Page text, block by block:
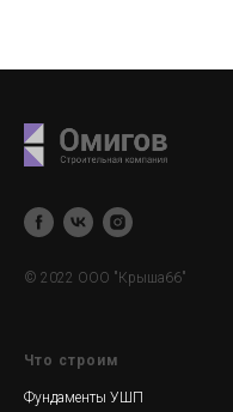
© 2022 ООО "Крыша66"
Что строим
Фундаменты УШП